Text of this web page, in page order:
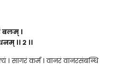
बलम् ।
।। २ ।।
। सागरं कर्म । वानरं वानरसंबन्धि